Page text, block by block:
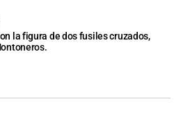
la figura de dos fusiles cruzados,